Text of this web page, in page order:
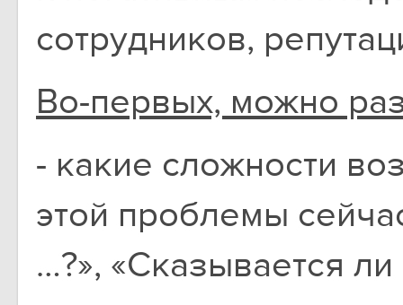
сотрудников,
Во-первых, можно
- какие сложности
этой проблемы
…?», «Сказывается ли